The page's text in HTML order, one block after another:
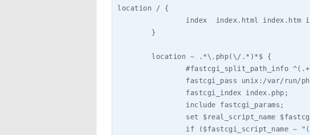
location / {
index  index.html index.htm
        }
        location ~ .*\.php(\/.*)*$ {
#fastcgi_split_path_info
fastcgi_pass unix:/var/run/
                fastcgi_index index.php;
                include fastcgi_params;
set $real_script_name
if ($fastcgi_script_name ~